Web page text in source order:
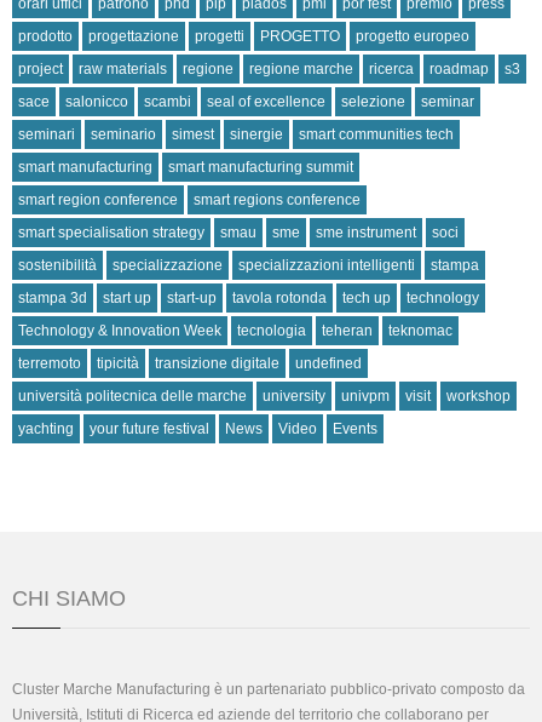
orari uffici
patrono phd pip plados pmi por fest premio
press
prodotto
progettazione progetti PROGETTO
progetto europeo
project
raw materials regione regione marche ricerca roadmap
s3
sace
salonicco scambi seal of excellence selezione
seminar
seminari
seminario simest sinergie
smart communities tech
smart manufacturing
smart manufacturing summit
smart region conference
smart regions conference
smart specialisation strategy
smau sme sme instrument
soci
sostenibilità
specializzazione specializzazioni intelligenti
stampa
stampa 3d
start up start-up tavola rotonda tech up
technology
Technology & Innovation Week
tecnologia teheran
teknomac
terremoto
tipicità transizione digitale
undefined
università politecnica delle marche
university univpm visit
workshop
yachting
your future festival News Video Events
CHI SIAMO
Cluster Marche Manufacturing è un partenariato pubblico-privato composto da
Università, Istituti di Ricerca ed aziende del territorio che collaborano per